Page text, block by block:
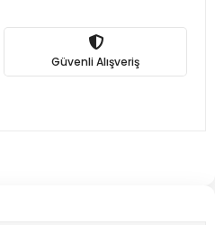
Güvenli Alışveriş